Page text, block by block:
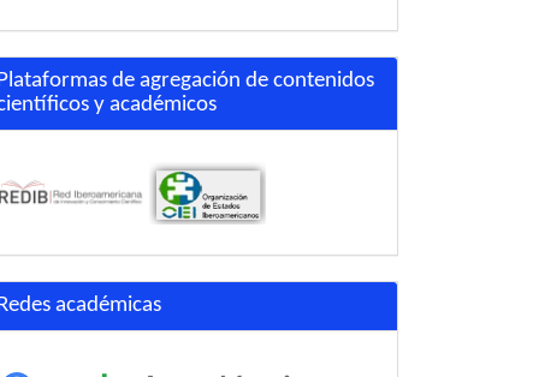
de agregación de contenidos
y académicos
académicas